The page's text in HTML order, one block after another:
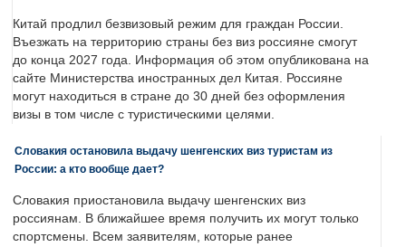
Китай продлил безвизовый режим для граждан России.
Въезжать на территорию страны без виз россияне смогут
до конца 2027 года. Информация об этом опубликована на
сайте Министерства иностранных дел Китая. Россияне
могут находиться в стране до 30 дней без оформления
визы в том числе с туристическими целями.
Словакия остановила выдачу шенгенских виз туристам из
России: а кто вообще дает?
Словакия приостановила выдачу шенгенских виз
россиянам. В ближайшее время получить их могут только
спортсмены. Всем заявителям, которые ранее